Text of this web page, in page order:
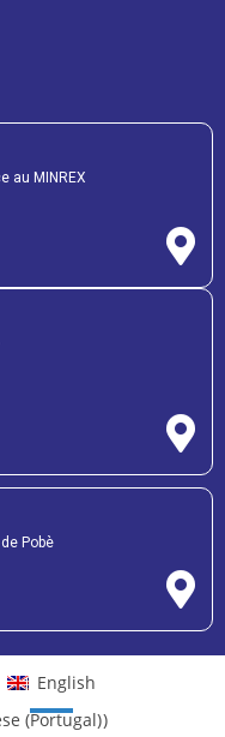
au MINREX
Pobè
English
(Portugal))